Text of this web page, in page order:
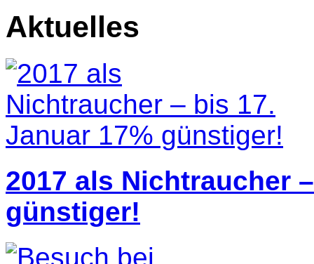
Aktuelles
2017 als Nichtraucher
günstiger!